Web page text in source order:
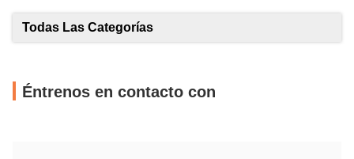
Todas Las Categorías
Éntrenos en contacto con